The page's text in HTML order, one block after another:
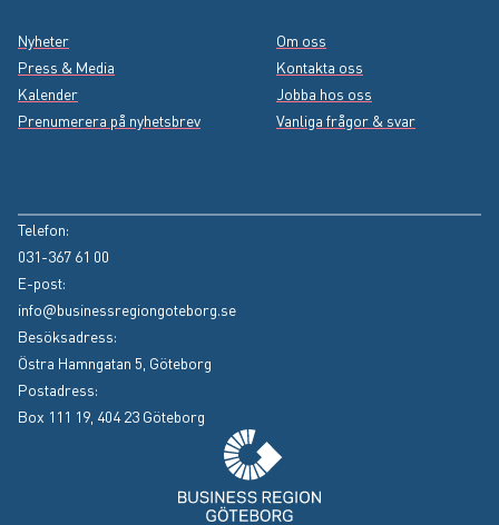
Instagram
(Extern länk, öppnas i nytt fönster)
Facebook
(Extern länk, öppnas i nytt fönster)
Nyheter
Press & Media
Kalender
Prenumerera på nyhetsbrev
Om oss
Kontakta oss
Jobba hos oss
Vanliga frågor & svar
Telefon:
031-367 61 00
E-post:
info@businessregiongoteborg.se
Besöksadress:
Östra Hamngatan 5, Göteborg
Postadress:
Box 111 19, 404 23 Göteborg